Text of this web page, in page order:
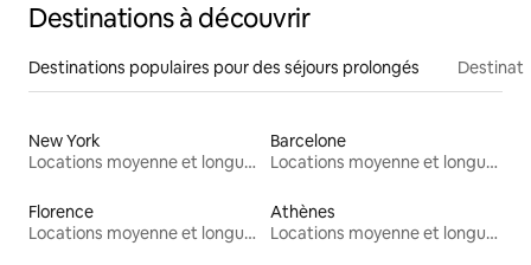
Destinations à découvrir
Destinations populaires pour des séjours prolongés
New York
Locations moyenne et longue durée
Barcelone
Locations moyenne et longue durée
Florence
Locations moyenne et longue durée
Athènes
Locations moyenne et longue durée